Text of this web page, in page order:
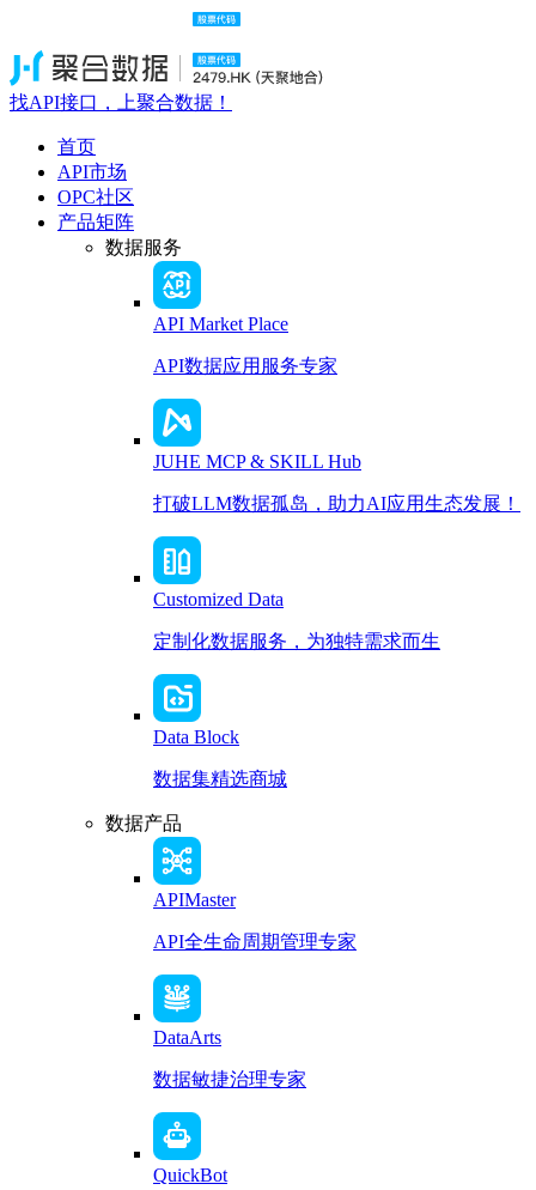
找API接口，上聚合数据！
首页
API市场
OPC社区
产品矩阵
数据服务
API Market Place
API数据应用服务专家
JUHE MCP & SKILL Hub
打破LLM数据孤岛，助力AI应用生态发展！
Customized Data
定制化数据服务，为独特需求而生
Data Block
数据集精选商城
数据产品
APIMaster
API全生命周期管理专家
DataArts
数据敏捷治理专家
QuickBot